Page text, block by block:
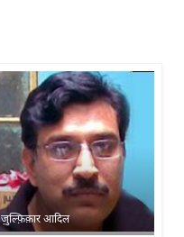
ज़ुल्फ़िक़ार आदिल